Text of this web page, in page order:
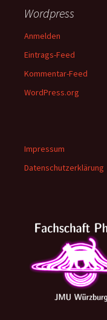
Wordpress
Anmelden
Eintrags-Feed
Kommentar-Feed
WordPress.org
Impressum
Datenschutzerklärung